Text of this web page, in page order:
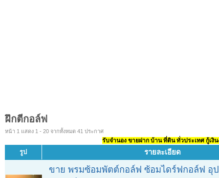
ฝึกตีกอล์ฟ
หน้า 1 แสดง 1 - 20 จากทั้งหมด 41 ประกาศ
รับจำนอง ขายฝาก บ้าน ที่ดิน ทั่วประเทศ กู้เงิ
รูป รายละเอียด
ขาย พรมซ้อมพัตต์กอล์ฟ ซ้อมไดร์ฟกอล์ฟ อุ